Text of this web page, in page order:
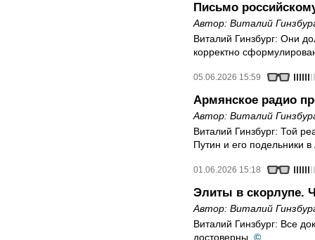
Письмо
Автор: Виталий
Виталий Гинзбург: Они
корректно
05.06.2026 15:59
Армянское радио
Автор: Виталий
Виталий Гинзбург: Той
Путин и его подельники
01.06.2026 15:18
Элиты в скорлупе.
Автор: Виталий
Виталий Гинзбург: Все
достоверны. ©